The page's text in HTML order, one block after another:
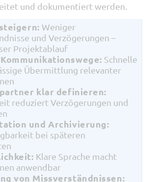
und dokumentiert werden.
Weniger
und Verzögerungen –
Projektablauf
Schnelle
Übermittlung relevanter
klar definieren:
reduziert Verzögerungen und
und Archivierung:
bei späteren
Klare Sprache macht
anwendbar
von Missverständnissen: